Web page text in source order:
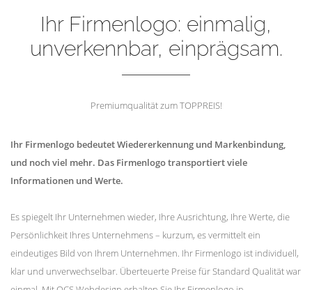
Ihr Firmenlogo: einmalig,
unverkennbar, einprägsam.
Premiumqualität zum TOPPREIS!
Ihr Firmenlogo bedeutet Wiedererkennung und Markenbindung,
und noch viel mehr. Das Firmenlogo transportiert viele
Informationen und Werte.
Es spiegelt Ihr Unternehmen wieder, Ihre Ausrichtung, Ihre Werte, die
Persönlichkeit Ihres Unternehmens – kurzum, es vermittelt ein
eindeutiges Bild von Ihrem Unternehmen. Ihr Firmenlogo ist individuell,
klar und unverwechselbar. Überteuerte Preise für Standard Qualität war